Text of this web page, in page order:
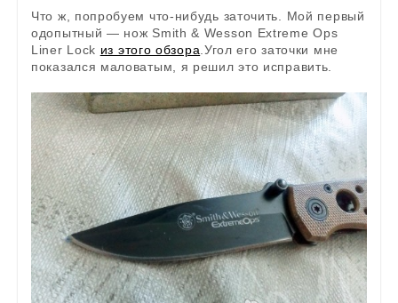
Что ж, попробуем что-нибудь заточить. Мой первый
одопытный — нож Smith & Wesson Extreme Ops
Liner Lock из этого обзора .Угол его заточки мне
показался маловатым, я решил это исправить.